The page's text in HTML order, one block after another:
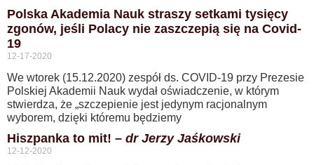
Polska Akademia Nauk straszy setkami tysięcy
zgonów, jeśli Polacy nie zaszczepią się na Covid-
19
12-17-2020
We wtorek (15.12.2020) zespół ds. COVID-19 przy Prezesie
Polskiej Akademii Nauk wydał oświadczenie, w którym
stwierdza, że „szczepienie jest jedynym racjonalnym
wyborem, dzięki któremu będziemy
Hiszpanka to mit! – dr Jerzy Jaśkowski
12-12-2020